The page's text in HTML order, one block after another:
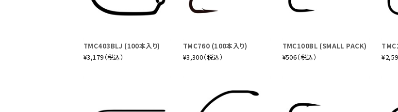
ドラワカ、シケイダー、ホッパーなどバルキーなドライフライも容易にデリバリーするキャスティン
ィングパワーを併せ持つモデルです。フローティングラインの釣りはもとより様々なシンクレート
ングしても疲れ知らず。それでいてライトツーハンドロッドに引けを取らないキャスティングパワ
でオールマイティに使えます。
ユーフレックス・Jスイッチ JSWT1066-6 TR（トラベラー）
6ピースバージョンのスイッチロッド
TMC403BLJ (100本入り)
¥3,179（税込）
TMC760 (100本入り)
¥3,300（税込）
TMC100BL (SMALL PACK)
¥506（税込）